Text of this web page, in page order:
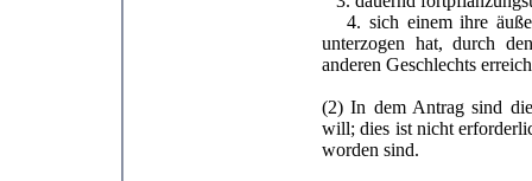
4. sich einem ihre
unterzogen hat, durch
anderen Geschlechts
(2) In dem Antrag sind
will; dies ist nicht
worden sind.